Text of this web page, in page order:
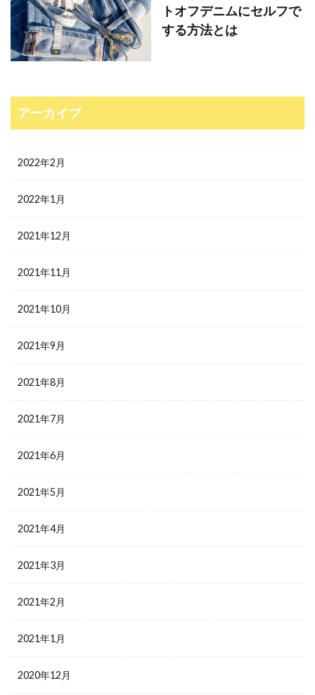
トオフデニムにセルフで
する方法とは
アーカイブ
2022年2月
2022年1月
2021年12月
2021年11月
2021年10月
2021年9月
2021年8月
2021年7月
2021年6月
2021年5月
2021年4月
2021年3月
2021年2月
2021年1月
2020年12月